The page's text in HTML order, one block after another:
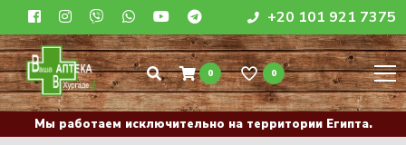
+20 101 921 7375
0 0
Мы работаем исключительно на территории Египта.